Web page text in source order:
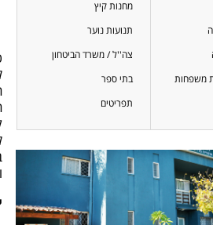
משפחות
מחנות קיץ
תנועות נוער
צה''ל / משרד הביטחון
בתי ספר
תפריטים